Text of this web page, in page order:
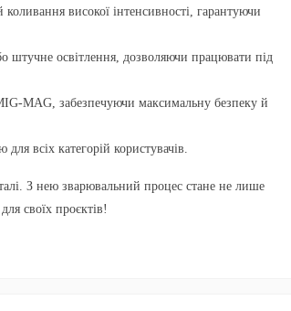
високої інтенсивності, гарантуючи
штучне освітлення, дозволяючи працювати під
MAG, забезпечуючи максимальну безпеку й
всіх категорій користувачів.
З нею зварювальний процес стане не лише
своїх проєктів!